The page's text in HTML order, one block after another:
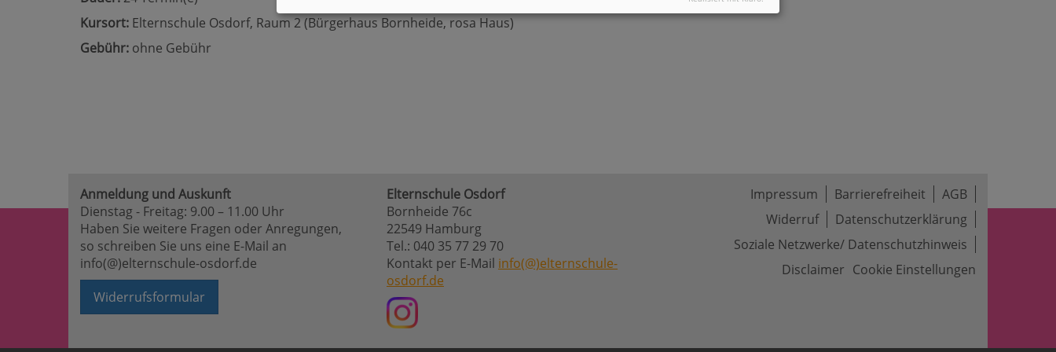
Kursort: Elternschule Osdorf, Raum 2 (Bürgerhaus Bornheide, rosa Haus)
Gebühr: ohne Gebühr
Anmeldung und Auskunft
Dienstag - Freitag: 9.00 – 11.00 Uhr
Haben Sie weitere Fragen oder Anregungen,
so schreiben Sie uns eine E-Mail an
info(@)elternschule-osdorf.de
Widerrufsformular
Elternschule Osdorf
Bornheide 76c
22549 Hamburg
Tel.: 040 35 77 29 70
Kontakt per E-Mail info(@)elternschule-
osdorf.de
Impressum Barrierefreiheit
AGB
Widerruf
Datenschutzerklärung
Soziale Netzwerke/ Datenschutzhinweis
Disclaimer Cookie Einstellungen